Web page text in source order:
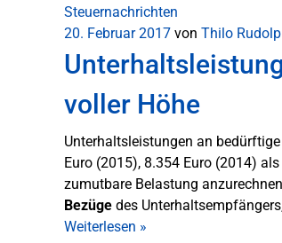
Steuernachrichten
20. Februar 2017 von Thilo
voller Höhe
Unterhaltsleistungen an
Euro (2015), 8.354 Euro (2014)
zumutbare Belastung
Bezüge des
Weiterlesen »